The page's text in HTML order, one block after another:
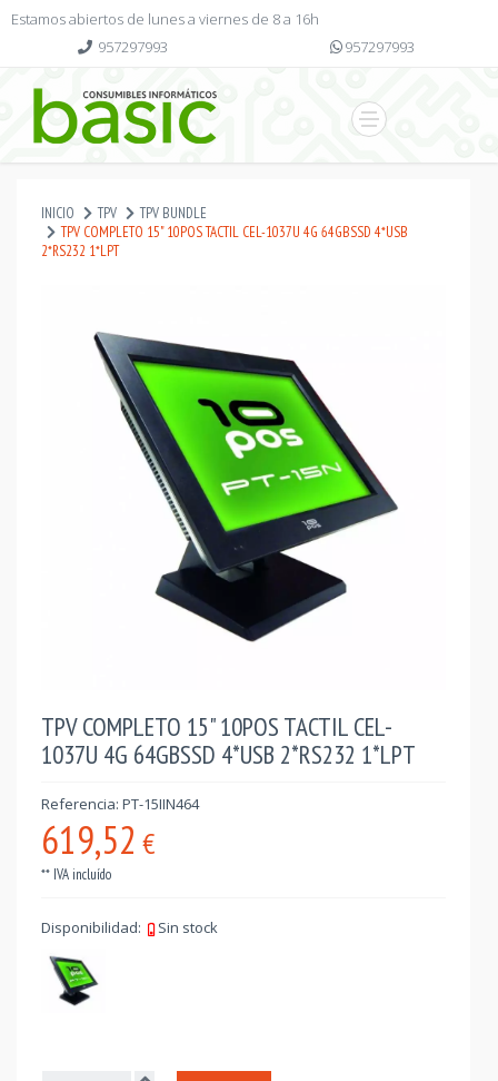
Estamos abiertos de lunes a viernes de 8 a 16h
957297993
957297993
INICIO TPV
TPV BUNDLE
TPV COMPLETO 15" 10POS TACTIL CEL-1037U 4G 64GBSSD 4*USB
2*RS232 1*LPT
TPV COMPLETO 15" 10POS TACTIL CEL-
1037U 4G 64GBSSD 4*USB 2*RS232 1*LPT
Referencia: PT-15IIN464
619,52 €
** IVA incluído
Disponibilidad: Sin stock